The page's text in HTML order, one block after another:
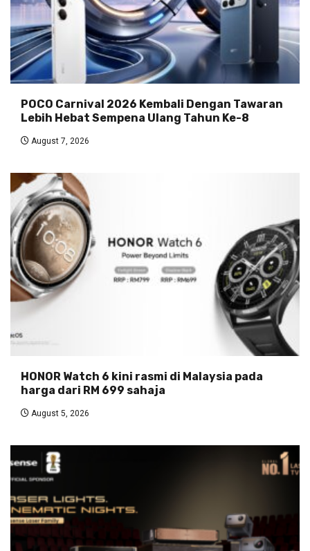
POCO Carnival 2026 Kembali Dengan Tawaran
Lebih Hebat Sempena Ulang Tahun Ke-8
August 7, 2026
HONOR Watch 6 kini rasmi di Malaysia pada
harga dari RM 699 sahaja
August 5, 2026